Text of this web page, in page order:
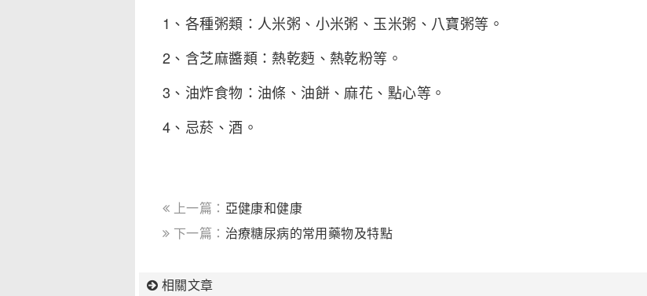
1、各種粥類：人米粥、小米粥、玉米粥、八寶粥等。
2、含芝麻醬類：熱乾麪、熱乾粉等。
3、油炸食物：油條、油餅、麻花、點心等。
4、忌菸、酒。
上一篇： 亞健康和健康
下一篇： 治療糖尿病的常用藥物及特點
相關文章